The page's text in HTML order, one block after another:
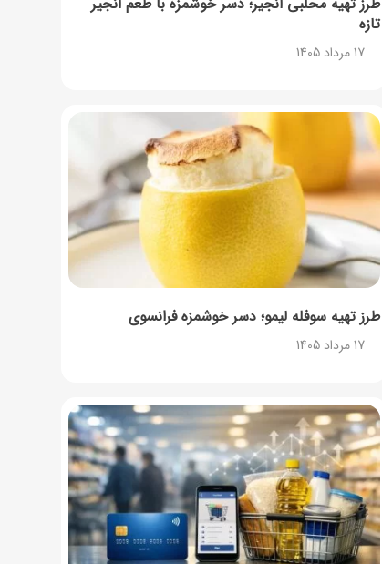
تازه
17 مرداد 1405
طرز تهیه سوفله لیمو؛ دسر خوشمزه فرانسوی
17 مرداد 1405